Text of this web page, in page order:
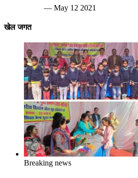
— May 12 2021
खेल जगत
Breaking news